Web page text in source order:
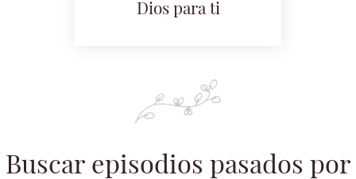
Dios para ti
Buscar episodios pasados por